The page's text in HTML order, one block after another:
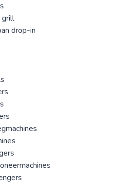
drop-in